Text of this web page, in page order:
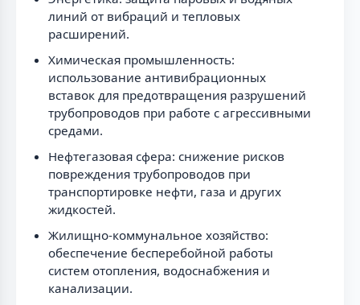
линий от вибраций и тепловых
расширений.
Химическая промышленность:
использование антивибрационных
вставок для предотвращения разрушений
трубопроводов при работе с агрессивными
средами.
Нефтегазовая сфера: снижение рисков
повреждения трубопроводов при
транспортировке нефти, газа и других
жидкостей.
Жилищно-коммунальное хозяйство:
обеспечение бесперебойной работы
систем отопления, водоснабжения и
канализации.